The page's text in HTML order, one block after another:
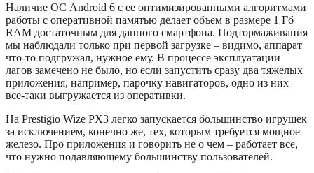
Наличие ОС Android 6 с ее оптимизированными алгоритмами
работы с оперативной памятью делает объем в размере 1 Гб
RAM достаточным для данного смартфона. Подтормаживания
мы наблюдали только при первой загрузке – видимо, аппарат
что-то подгружал, нужное ему. В процессе эксплуатации
лагов замечено не было, но если запустить сразу два тяжелых
приложения, например, парочку навигаторов, одно из них
все-таки выгружается из оперативки.
На Prestigio Wize PX3 легко запускается большинство игрушек
за исключением, конечно же, тех, которым требуется мощное
железо. Про приложения и говорить не о чем – работает все,
что нужно подавляющему большинству пользователей.